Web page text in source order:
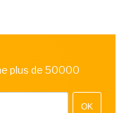
plus de 50000
OK